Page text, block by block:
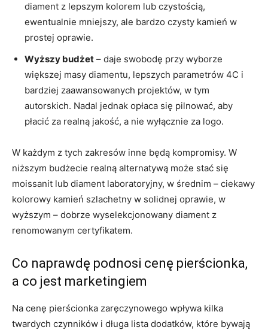
diament z lepszym kolorem lub czystością,
ewentualnie mniejszy, ale bardzo czysty kamień w
prostej oprawie.
Wyższy budżet – daje swobodę przy wyborze
większej masy diamentu, lepszych parametrów 4C i
bardziej zaawansowanych projektów, w tym
autorskich. Nadal jednak opłaca się pilnować, aby
płacić za realną jakość, a nie wyłącznie za logo.
W każdym z tych zakresów inne będą kompromisy. W
niższym budżecie realną alternatywą może stać się
moissanit lub diament laboratoryjny, w średnim – ciekawy
kolorowy kamień szlachetny w solidnej oprawie, w
wyższym – dobrze wyselekcjonowany diament z
renomowanym certyfikatem.
Co naprawdę podnosi cenę pierścionka,
a co jest marketingiem
Na cenę pierścionka zaręczynowego wpływa kilka
twardych czynników i długa lista dodatków, które bywają